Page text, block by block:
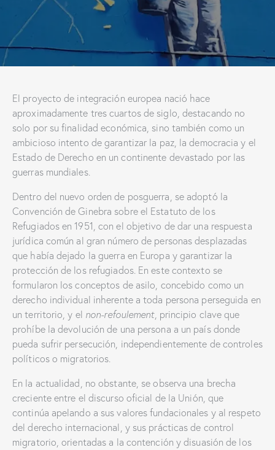
El proyecto de integración europea nació hace
aproximadamente tres cuartos de siglo, destacando no
solo por su finalidad económica, sino también como un
ambicioso intento de garantizar la paz, la democracia y el
Estado de Derecho en un continente devastado por las
guerras mundiales.
Dentro del nuevo orden de posguerra, se adoptó la
Convención de Ginebra sobre el Estatuto de los
Refugiados en 1951, con el objetivo de dar una respuesta
jurídica común al gran número de personas desplazadas
que había dejado la guerra en Europa y garantizar la
protección de los refugiados. En este contexto se
formularon los conceptos de asilo, concebido como un
derecho individual inherente a toda persona perseguida en
un territorio, y el non-refoulement, principio clave que
prohíbe la devolución de una persona a un país donde
pueda sufrir persecución, independientemente de controles
políticos o migratorios.
En la actualidad, no obstante, se observa una brecha
creciente entre el discurso oficial de la Unión, que
continúa apelando a sus valores fundacionales y al respeto
del derecho internacional, y sus prácticas de control
migratorio, orientadas a la contención y disuasión de los